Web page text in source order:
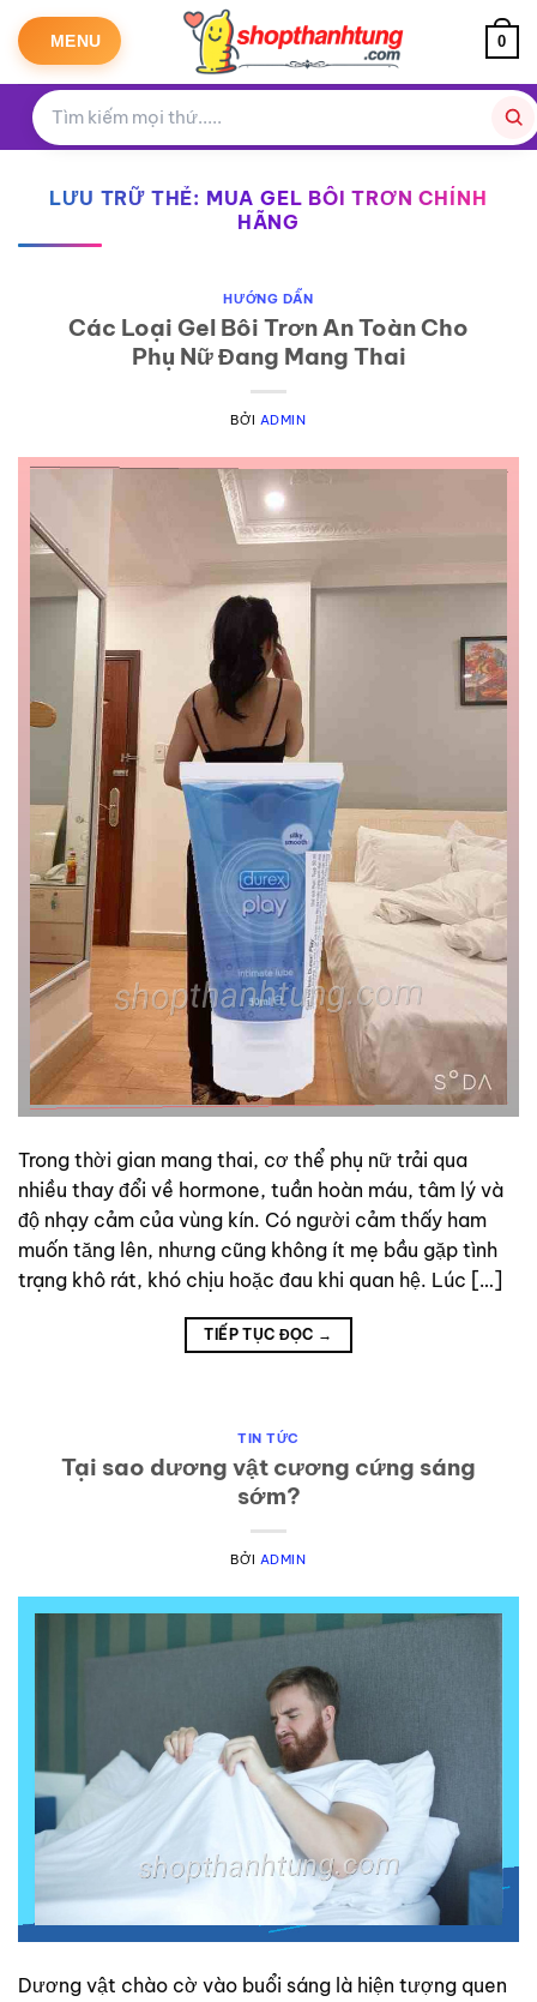
qua
dung
MENU 0
LƯU TRỮ THẺ: MUA GEL BÔI TRƠN CHÍNH
HÃNG
HƯỚNG DẪN
Các Loại Gel Bôi Trơn An Toàn Cho
Phụ Nữ Đang Mang Thai
BỞI ADMIN
Trong thời gian mang thai, cơ thể phụ nữ trải qua
nhiều thay đổi về hormone, tuần hoàn máu, tâm lý và
độ nhạy cảm của vùng kín. Có người cảm thấy ham
muốn tăng lên, nhưng cũng không ít mẹ bầu gặp tình
trạng khô rát, khó chịu hoặc đau khi quan hệ. Lúc […]
TIẾP TỤC ĐỌC →
TIN TỨC
Tại sao dương vật cương cứng sáng
sớm?
BỞI ADMIN
Dương vật chào cờ vào buổi sáng là hiện tượng quen